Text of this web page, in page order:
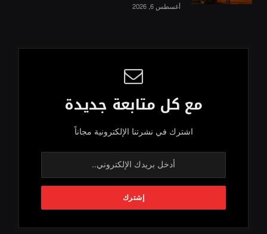
أغسطس 6, 2026
مع كل متابعة جديدة
اشترك في نشرتنا الإلكترونية مجاناً